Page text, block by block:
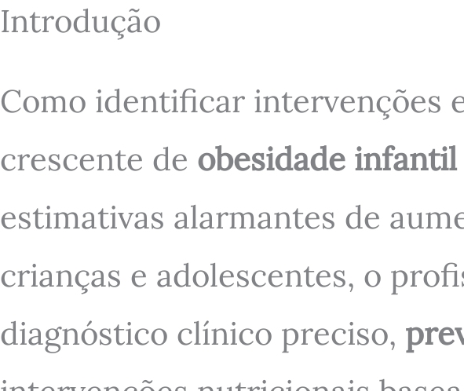
Introdução
Como identificar intervenções
crescente de obesidade infantil
estimativas alarmantes de
crianças e adolescentes, o
diagnóstico clínico preciso,